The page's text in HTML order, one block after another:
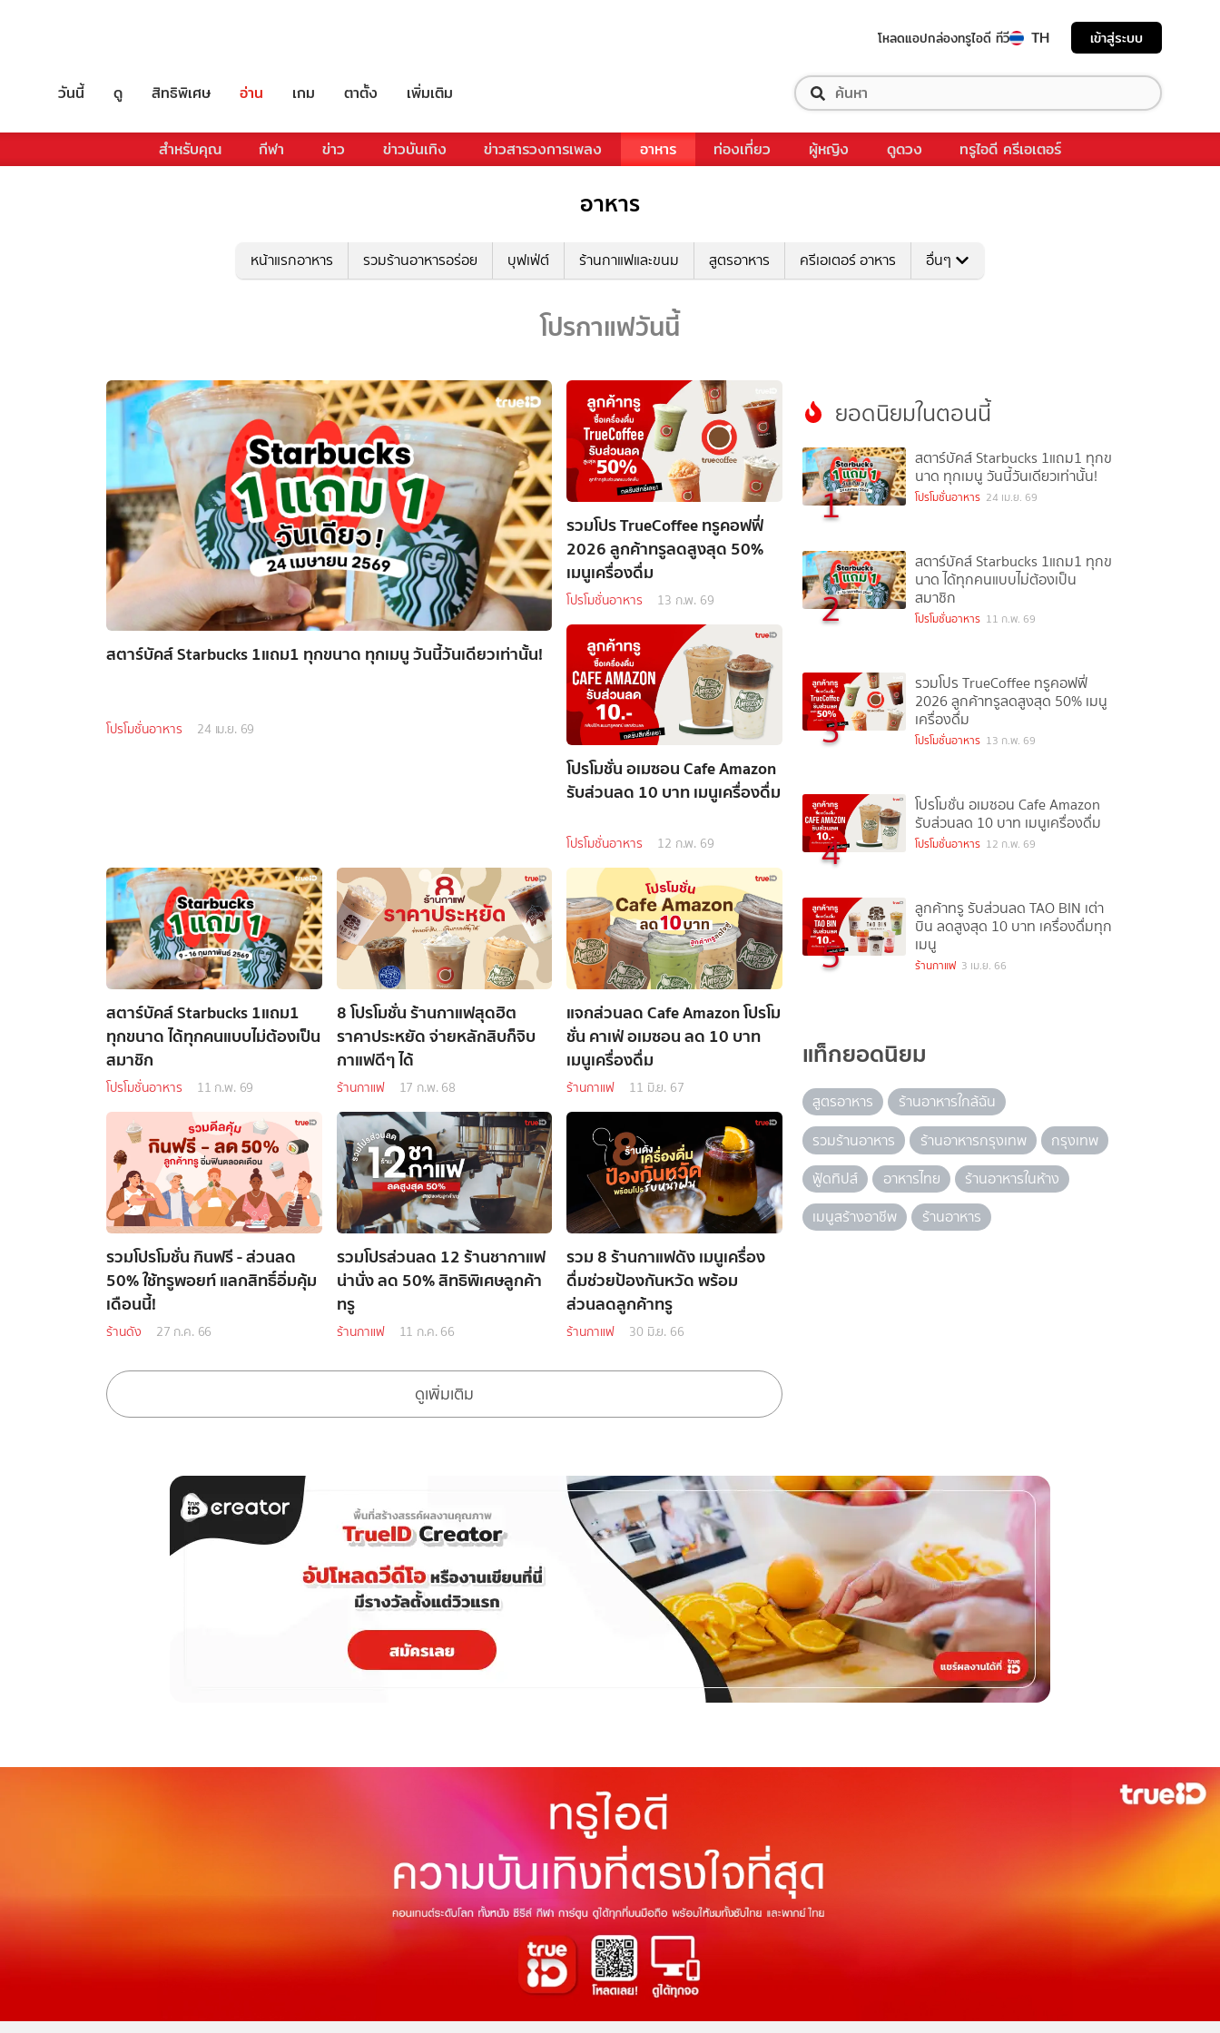
โหลดแอปกล่องทรูไอดี ทีวี TH เข้าสู่ระบบ
วันนี้ ดู สิทธิพิเศษ อ่าน เกม ตาตั้ง เพิ่มเติม
สำหรับคุณ กีฬา ข่าว ข่าวบันเทิง ข่าวสารวงการเพลง อาหาร ท่องเที่ยว ผู้หญิง ดูดวง ทรูไอดี ครีเอเตอร์
อาหาร
หน้าแรกอาหาร รวมร้านอาหารอร่อย บุฟเฟ่ต์ ร้านกาแฟและขนม สูตรอาหาร ครีเอเตอร์ อาหาร อื่นๆ
โปรกาแฟวันนี้
สตาร์บัคส์ Starbucks 1แถม1 ทุกขนาด ทุกเมนู วันนี้วันเดียวเท่านั้น!
โปรโมชั่นอาหาร 24 เม.ย. 69
รวมโปร TrueCoffee ทรูคอฟฟี่
2026 ลูกค้าทรูลดสูงสุด 50%
เมนูเครื่องดื่ม
โปรโมชั่นอาหาร 13 ก.พ. 69
โปรโมชั่น อเมซอน Cafe Amazon
รับส่วนลด 10 บาท เมนูเครื่องดื่ม
โปรโมชั่นอาหาร 12 ก.พ. 69
สตาร์บัคส์ Starbucks 1แถม1
ทุกขนาด ได้ทุกคนแบบไม่ต้องเป็น
สมาชิก
โปรโมชั่นอาหาร 11 ก.พ. 69
8 โปรโมชั่น ร้านกาแฟสุดฮิต
ราคาประหยัด จ่ายหลักสิบก็จิบ
กาแฟดีๆ ได้
ร้านกาแฟ 17 ก.พ. 68
แจกส่วนลด Cafe Amazon โปรโม
ชั่น คาเฟ่ อเมซอน ลด 10 บาท
เมนูเครื่องดื่ม
ร้านกาแฟ 11 มิ.ย. 67
รวมโปรโมชั่น กินฟรี - ส่วนลด
50% ใช้ทรูพอยท์ แลกสิทธิ์อิ่มคุ้ม
เดือนนี้!
ร้านดัง 27 ก.ค. 66
รวมโปรส่วนลด 12 ร้านชากาแฟ
น่านั่ง ลด 50% สิทธิพิเศษลูกค้า
ทรู
ร้านกาแฟ 11 ก.ค. 66
รวม 8 ร้านกาแฟดัง เมนูเครื่อง
ดื่มช่วยป้องกันหวัด พร้อม
ส่วนลดลูกค้าทรู
ร้านกาแฟ 30 มิ.ย. 66
ดูเพิ่มเติม
ยอดนิยมในตอนนี้
1
สตาร์บัคส์ Starbucks 1แถม1 ทุกข
นาด ทุกเมนู วันนี้วันเดียวเท่านั้น!
โปรโมชั่นอาหาร 24 เม.ย. 69
2
สตาร์บัคส์ Starbucks 1แถม1 ทุกข
นาด ได้ทุกคนแบบไม่ต้องเป็น
สมาชิก
โปรโมชั่นอาหาร 11 ก.พ. 69
3
รวมโปร TrueCoffee ทรูคอฟฟี่
2026 ลูกค้าทรูลดสูงสุด 50% เมนู
เครื่องดื่ม
โปรโมชั่นอาหาร 13 ก.พ. 69
4
โปรโมชั่น อเมซอน Cafe Amazon
รับส่วนลด 10 บาท เมนูเครื่องดื่ม
โปรโมชั่นอาหาร 12 ก.พ. 69
5
ลูกค้าทรู รับส่วนลด TAO BIN เต่า
บิน ลดสูงสุด 10 บาท เครื่องดื่มทุก
เมนู
ร้านกาแฟ 3 เม.ย. 66
แท็กยอดนิยม
สูตรอาหาร
ร้านอาหารใกล้ฉัน
รวมร้านอาหาร
ร้านอาหารกรุงเทพ
กรุงเทพ
ฟู้ดทิปส์
อาหารไทย
ร้านอาหารในห้าง
เมนูสร้างอาชีพ
ร้านอาหาร